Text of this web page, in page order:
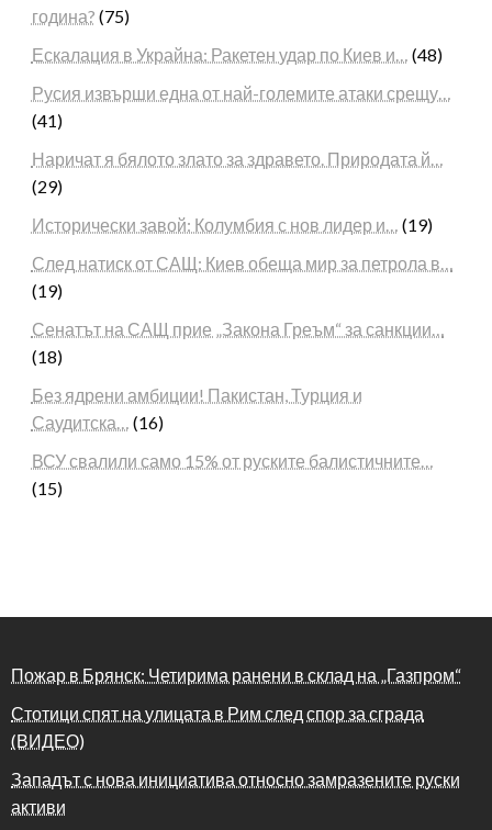
година? (75)
Ескалация в Украйна: Ракетен удар по Киев и… (48)
Русия извърши една от най-големите атаки срещу…
(41)
Наричат я бялото злато за здравето. Природата й…
(29)
Исторически завой: Колумбия с нов лидер и… (19)
След натиск от САЩ: Киев обеща мир за петрола в…
(19)
Сенатът на САЩ прие „Закона Греъм“ за санкции…
(18)
Без ядрени амбиции! Пакистан, Турция и
Саудитска… (16)
ВСУ свалили само 15% от руските балистичните…
(15)
Пожар в Брянск: Четирима ранени в склад на „Газпром“
Стотици спят на улицата в Рим след спор за сграда
(ВИДЕО)
Западът с нова инициатива относно замразените руски
активи